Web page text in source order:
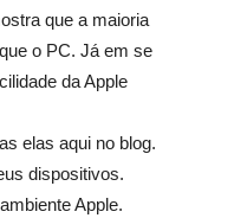
que a maioria
o PC. Já em se
da Apple
elas aqui no blog.
dispositivos.
Apple.